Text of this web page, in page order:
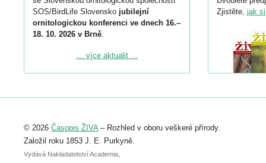
SOS/BirdLife Slovensko jubilejní
ornitologickou konferenci ve dnech 16.–
18. 10. 2026 v Brně.
Podrobnější informace ke konferenci
Registrovat se můžete do 6. září.
abstraktu přihlášené přednášky nebo
posteru je už 30. června.
... více aktualit ...
Zjistěte, jak
© 2026 Časopis ŽIVA– Rozhled v oboru veškeré přírody.
Založil roku 1853 J. E. Purkyně.
Vydává Nakladatelství Academia,